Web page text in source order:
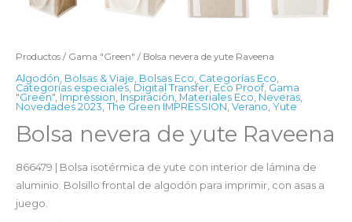
Productos / Gama "Green" / Bolsa nevera de yute Raveena
Algodón, Bolsas & Viaje, Bolsas Eco, Categorías Eco,
Categorías especiales, Digital Transfer, Eco Proof, Gama
"Green", Impression, Inspiración, Materiales Eco, Neveras,
Novedades 2023, The Green IMPRESSION, Verano, Yute
Bolsa nevera de yute Raveena
866479 | Bolsa isotérmica de yute con interior de lámina de
aluminio. Bolsillo frontal de algodón para imprimir, con asas a
juego.